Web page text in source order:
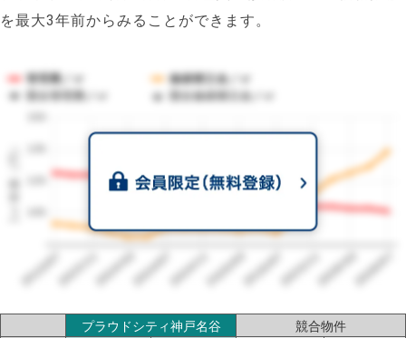
を最大3年前からみることができます。
1㎡単価（円）
管理費／㎡
修繕積立金／㎡
2023/072023/112024/032024/072024/112025/032025/072025/112026/032026/07
プラウドシティ神戸名谷
競合物件